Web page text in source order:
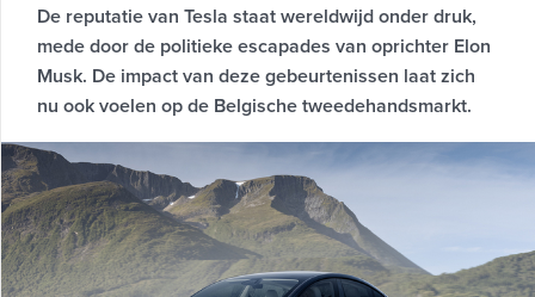
De reputatie van Tesla staat wereldwijd onder druk,
mede door de politieke escapades van oprichter Elon
Musk. De impact van deze gebeurtenissen laat zich
nu ook voelen op de Belgische tweedehandsmarkt.